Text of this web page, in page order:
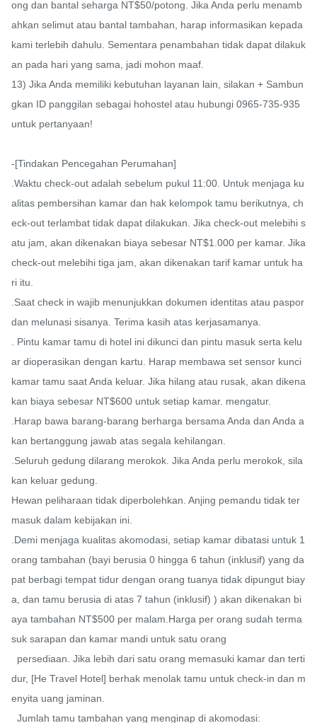
ong dan bantal seharga NT$50/potong. Jika Anda perlu menamb
ahkan selimut atau bantal tambahan, harap informasikan kepada
kami terlebih dahulu. Sementara penambahan tidak dapat dilakuk
an pada hari yang sama, jadi mohon maaf.
13) Jika Anda memiliki kebutuhan layanan lain, silakan + Sambun
gkan ID panggilan sebagai hohostel atau hubungi 0965-735-935
untuk pertanyaan!
-[Tindakan Pencegahan Perumahan]
.Waktu check-out adalah sebelum pukul 11:00. Untuk menjaga ku
alitas pembersihan kamar dan hak kelompok tamu berikutnya, ch
eck-out terlambat tidak dapat dilakukan. Jika check-out melebihi s
atu jam, akan dikenakan biaya sebesar NT$1.000 per kamar. Jika
check-out melebihi tiga jam, akan dikenakan tarif kamar untuk ha
ri itu.
.Saat check in wajib menunjukkan dokumen identitas atau paspor
dan melunasi sisanya. Terima kasih atas kerjasamanya.
. Pintu kamar tamu di hotel ini dikunci dan pintu masuk serta kelu
ar dioperasikan dengan kartu. Harap membawa set sensor kunci
kamar tamu saat Anda keluar. Jika hilang atau rusak, akan dikena
kan biaya sebesar NT$600 untuk setiap kamar. mengatur.
.Harap bawa barang-barang berharga bersama Anda dan Anda a
kan bertanggung jawab atas segala kehilangan.
.Seluruh gedung dilarang merokok. Jika Anda perlu merokok, sila
kan keluar gedung.
Hewan peliharaan tidak diperbolehkan. Anjing pemandu tidak ter
masuk dalam kebijakan ini.
.Demi menjaga kualitas akomodasi, setiap kamar dibatasi untuk 1
orang tambahan (bayi berusia 0 hingga 6 tahun (inklusif) yang da
pat berbagi tempat tidur dengan orang tuanya tidak dipungut biay
a, dan tamu berusia di atas 7 tahun (inklusif) ) akan dikenakan bi
aya tambahan NT$500 per malam.Harga per orang sudah terma
suk sarapan dan kamar mandi untuk satu orang
dur, [He Travel Hotel] berhak menolak tamu untuk check-in dan m
enyita uang jaminan.